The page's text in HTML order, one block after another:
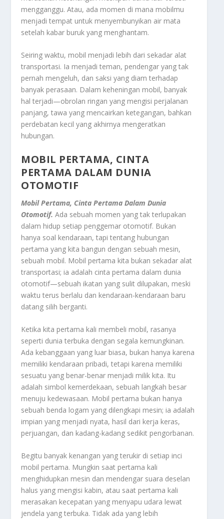
mengganggu. Atau, ada momen di mana mobilmu
menjadi tempat untuk menyembunyikan air mata
setelah kabar buruk yang menghantam.
Seiring waktu, mobil menjadi lebih dari sekadar alat
transportasi. Ia menjadi teman, pendengar yang tak
pernah mengeluh, dan saksi yang diam terhadap
banyak perasaan. Dalam keheningan mobil, banyak
hal terjadi—obrolan ringan yang mengisi perjalanan
panjang, tawa yang mencairkan ketegangan, bahkan
perdebatan kecil yang akhirnya mengeratkan
hubungan.
MOBIL PERTAMA, CINTA
PERTAMA DALAM DUNIA
OTOMOTIF
Mobil Pertama, Cinta Pertama Dalam Dunia
Otomotif.Ada sebuah momen yang tak terlupakan
dalam hidup setiap penggemar otomotif. Bukan
hanya soal kendaraan, tapi tentang hubungan
pertama yang kita bangun dengan sebuah mesin,
sebuah mobil. Mobil pertama kita bukan sekadar alat
transportasi; ia adalah cinta pertama dalam dunia
otomotif—sebuah ikatan yang sulit dilupakan, meski
waktu terus berlalu dan kendaraan-kendaraan baru
datang silih berganti.
Ketika kita pertama kali membeli mobil, rasanya
seperti dunia terbuka dengan segala kemungkinan.
Ada kebanggaan yang luar biasa, bukan hanya karena
memiliki kendaraan pribadi, tetapi karena memiliki
sesuatu yang benar-benar menjadi milik kita. Itu
adalah simbol kemerdekaan, sebuah langkah besar
menuju kedewasaan. Mobil pertama bukan hanya
sebuah benda logam yang dilengkapi mesin; ia adalah
impian yang menjadi nyata, hasil dari kerja keras,
perjuangan, dan kadang-kadang sedikit pengorbanan.
Begitu banyak kenangan yang terukir di setiap inci
mobil pertama. Mungkin saat pertama kali
menghidupkan mesin dan mendengar suara deselan
halus yang mengisi kabin, atau saat pertama kali
merasakan kecepatan yang menyapu udara lewat
jendela yang terbuka. Tidak ada yang lebih